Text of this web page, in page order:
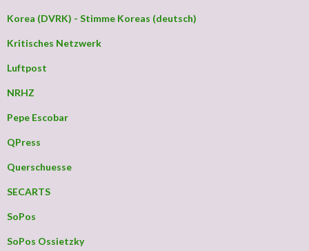
Korea (DVRK) - Stimme Koreas (deutsch)
Kritisches Netzwerk
Luftpost
NRHZ
Pepe Escobar
QPress
Querschuesse
SECARTS
SoPos
SoPos Ossietzky